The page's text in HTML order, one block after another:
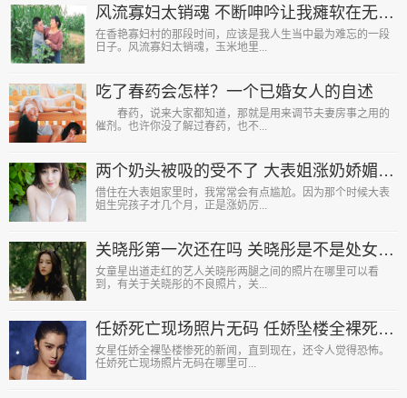
风流寡妇太销魂 不断呻吟让我瘫软在无人的玉米地里
在香艳寡妇村的那段时间，应该是我人生当中最为难忘的一段
日子。风流寡妇太销魂，玉米地里...
吃了春药会怎样？一个已婚女人的自述
春药，说来大家都知道，那就是用来调节夫妻房事之用的
催剂。也许你没了解过春药，也不...
两个奶头被吸的受不了 大表姐涨奶娇媚求帮忙
借住在大表姐家里时，我常常会有点尴尬。因为那个时候大表
姐生完孩子才几个月，正是涨奶厉...
关晓彤第一次还在吗 关晓彤是不是处女真相令人好奇
女童星出道走红的艺人关晓彤两腿之间的照片在哪里可以看
到，有关于关晓彤的不良照片，关...
任娇死亡现场照片无码 任娇坠楼全裸死亡现场图画面触目惊心
女星任娇全裸坠楼惨死的新闻，直到现在，还令人觉得恐怖。
任娇死亡现场照片无码在哪里可...